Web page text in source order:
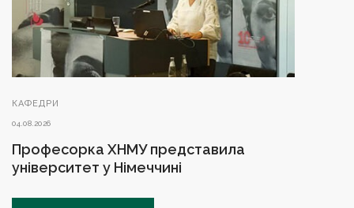
КАФЕДРИ
04.08.2026
Професорка ХНМУ представила
університет у Німеччині